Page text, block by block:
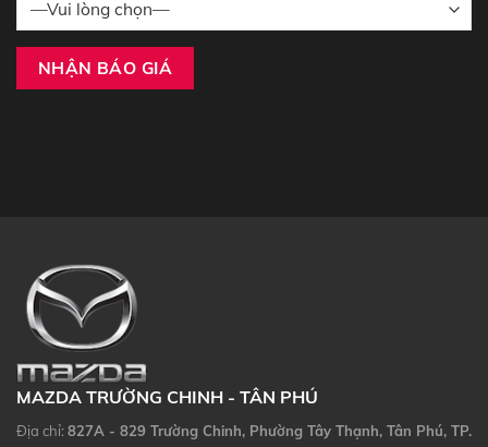
MAZDA TRƯỜNG CHINH - TÂN PHÚ
Địa chỉ: 827A - 829 Trường Chinh, Phường Tây Thạnh, Tân Phú, TP.